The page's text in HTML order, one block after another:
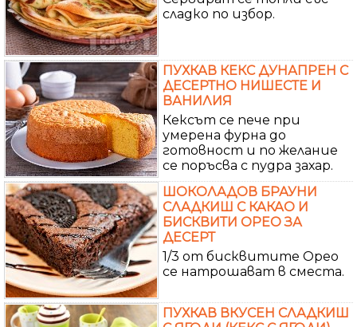
сладко по избор.
ПУХКАВ КЕКС ДУНАПРЕН С
ДЕСЕРТНО НИШЕСТЕ И
ВАНИЛИЯ
Кексът се пече при
умерена фурна до
готовност и по желание
се поръсва с пудра захар.
ШОКОЛАДОВ БРАУНИ
СЛАДКИШ С КАКАО И
БИСКВИТИ ОРЕО ЗА
ДЕСЕРТ
1/3 от бисквитите Орео
се натрошават в сместа.
ПУХКАВ ВКУСЕН СЛАДКИШ